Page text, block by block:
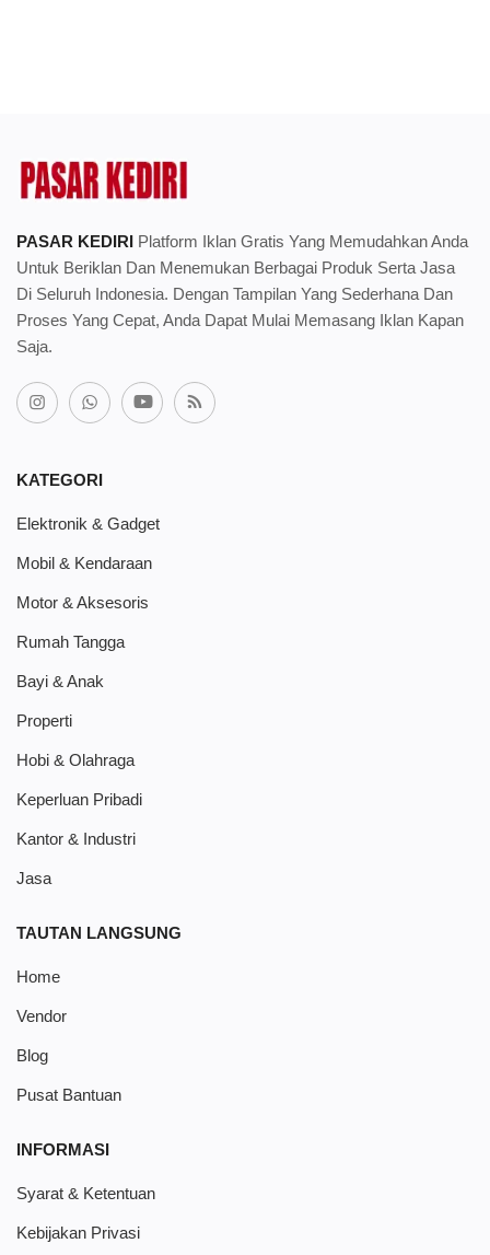
PASAR KEDIRI Platform Iklan Gratis Yang Memudahkan Anda
Untuk Beriklan Dan Menemukan Berbagai Produk Serta Jasa
Di Seluruh Indonesia. Dengan Tampilan Yang Sederhana Dan
Proses Yang Cepat, Anda Dapat Mulai Memasang Iklan Kapan
Saja.
KATEGORI
Elektronik & Gadget
Mobil & Kendaraan
Motor & Aksesoris
Rumah Tangga
Bayi & Anak
Properti
Hobi & Olahraga
Keperluan Pribadi
Kantor & Industri
Jasa
TAUTAN LANGSUNG
Home
Vendor
Blog
Pusat Bantuan
INFORMASI
Syarat & Ketentuan
Kebijakan Privasi